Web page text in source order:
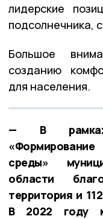
лидерские
подсолнечника,
Большое
созданию
для населения.
— В рамках
среды»
области
территория и
В 2022 году